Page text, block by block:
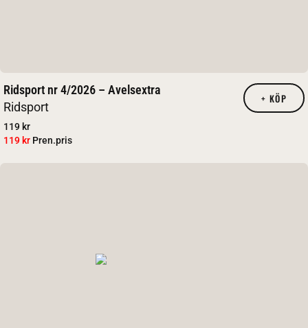
Ridsport nr 4/2026 – Avelsextra
Ridsport
119 kr
119 kr Pren.pris
+ KÖP